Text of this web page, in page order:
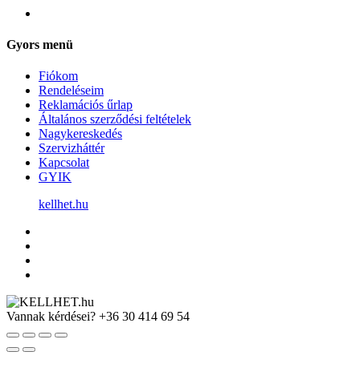
Gyors menü
Fiókom
Rendeléseim
Reklamációs űrlap
Általános szerződési feltételek
Nagykereskedés
Szervizháttér
Kapcsolat
GYIK
kellhet.hu
Vannak kérdései? +36 30 414 69 54